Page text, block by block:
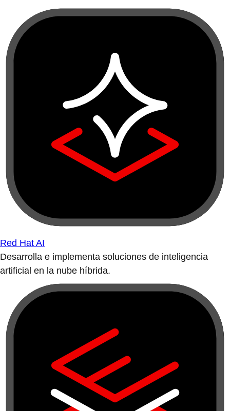
Red Hat AI
Desarrolla e implementa soluciones de inteligencia
artificial en la nube híbrida.